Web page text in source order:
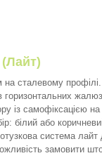
на сталевому
горизонтальних
із самофіксацією
білий або
система
замовити